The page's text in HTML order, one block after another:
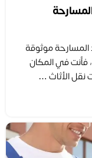
موثوقة
فأنت في المكان
الأثاث …